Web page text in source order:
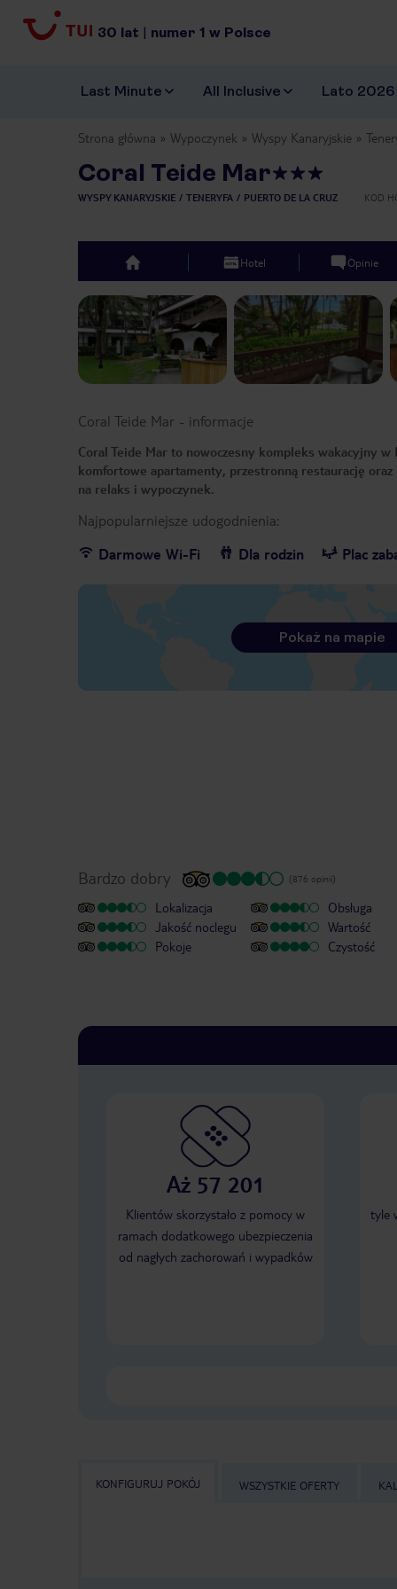
30 lat | numer 1 w Polsce
Last Minute All Inclusive Lato 2026
Strona główna Wypoczynek Wyspy Kanaryjskie
Coral Teide Mar
WYSPY KANARYJSKIE TENERYFA PUERTO DE LA CRUZ KOD
top Hotel Opinie
Previous slide
Coral Teide Mar - informacje
Coral Teide Mar to nowoczesny kompleks wakacyjny
komfortowe apartamenty, przestronną restaurację
na relaks i wypoczynek.
Najpopularniejsze udogodnienia:
Darmowe Wi-Fi
Dla rodzin Plac
Pokaż na mapie
Bardzo dobry (876 opinii)
Lokalizacja
Jakość noclegu
Pokoje
Obsługa
Wartość
Czystość
Aż 57 201
Klientów skorzystało z pomocy w
ramach dodatkowego ubezpieczenia
od nagłych zachorowań i wypadków
tyle
KONFIGURUJ POKÓJ WSZYSTKIE OFERTY